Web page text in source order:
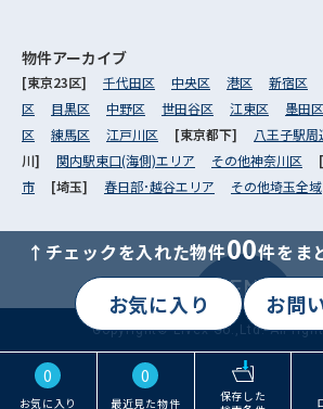
0
お気に入り
0
最近見た物件
保存した
↑チェックを入れた物件00件をま
お気に入り お問
MENU
物件アーカイブ
[東京23区] 千代田区 中央区 港区 新宿区
区
目黒区 中野区 世田谷区 江東区 墨田区
区
練馬区 江戸川区 [東京都下] 八王子駅周
川] 関内駅東口(海側)エリア その他神奈川区
市
[埼玉] 春日部･越谷エリア その他埼玉全域
Copyright© Livex Co.,Ltd. All